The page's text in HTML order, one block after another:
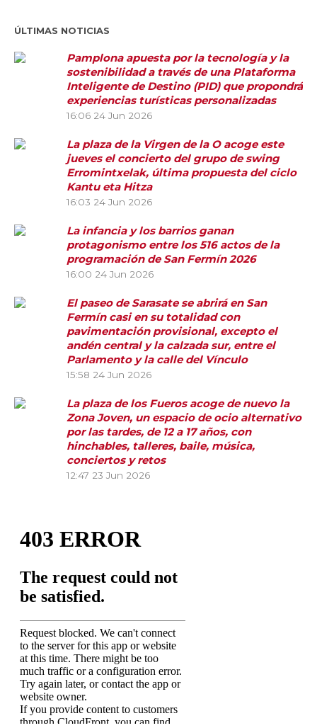
ÚLTIMAS NOTICIAS
Pamplona apuesta por la tecnología y la
sostenibilidad a través de una Plataforma
Inteligente de Destino (PID) que propondrá
experiencias turísticas personalizadas
16:06 24 Jun 2026
La plaza de la Virgen de la O acoge este
jueves el concierto del grupo de swing
Erromintxelak, última propuesta del ciclo
Kantu eta Hitza
16:03 24 Jun 2026
La infancia y los barrios ganan
protagonismo entre los 516 actos de la
programación de San Fermín 2026
16:00 24 Jun 2026
El paseo de Sarasate se abrirá en San
Fermín casi en su totalidad con
pavimentación provisional, excepto el
andén central y la calzada sur, entre el
Parlamento y la calle del Vínculo
15:58 24 Jun 2026
La plaza de los Fueros acoge de nuevo la
Zona Joven, un espacio de ocio alternativo
por las tardes, de 12 a 17 años, con
hinchables, talleres, baile, música,
conciertos y retos
12:47 23 Jun 2026